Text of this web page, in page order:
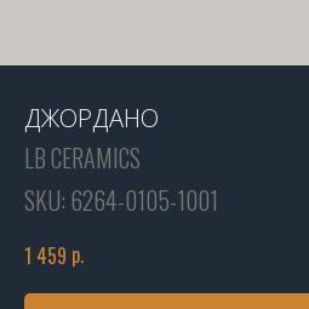
ДЖОРДАНО
LB CERAMICS
SKU: 6264-0105-1001
1 459 р.